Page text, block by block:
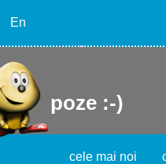
En
poze :-)
cele mai noi